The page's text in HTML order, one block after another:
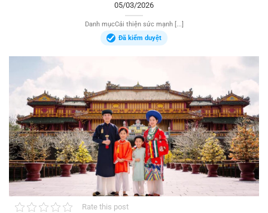
05/03/2026
Danh mụcCải thiện sức mạnh [...]
Đã kiểm duyệt
Rate this post